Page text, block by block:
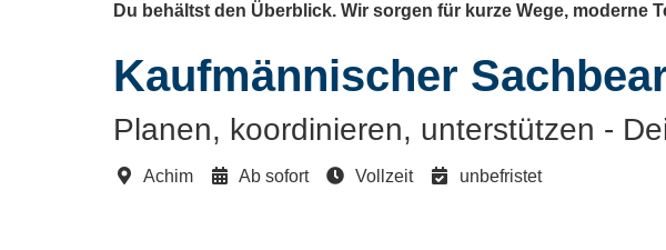
Kaufmännischer
Planen, koordinieren, unterstützen -
Achim Ab sofort Vollzeit unbefristet
Du behältst den Überblick. Wir sorgen für kurze Wege, moderne